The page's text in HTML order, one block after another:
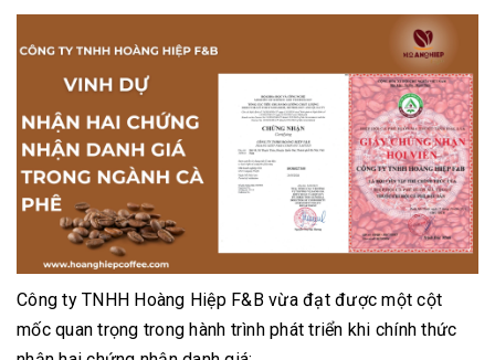
Công ty TNHH Hoàng Hiệp F&B vừa đạt được một cột
mốc quan trọng trong hành trình phát triển khi chính thức